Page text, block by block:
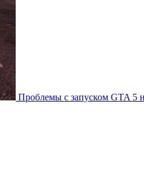
Проблемы с запуском GTA 5